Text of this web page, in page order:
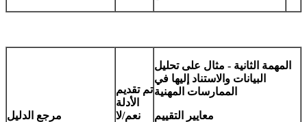
المهمة الثانية - مثال على تحليل
البيانات والاستناد إليها في
الممارسات المهنية
معايير التقييم
تم تقديم
الأدلة
نعم/لا
مرجع الدليل